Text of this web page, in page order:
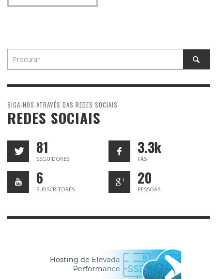
SIGA-NOS ATRAVÉS DAS REDES SOCIAIS
REDES SOCIAIS
81
SEGUIDORES
3.3k
FÃS
6
SUBSCRITORES
20
PESSOAS